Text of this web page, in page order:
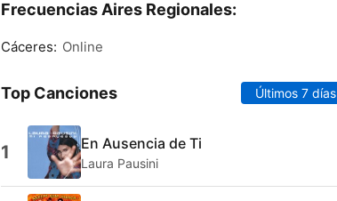
Frecuencias Aires Regionales:
Cáceres: Online
Top Canciones Últimos 7 días
1 En Ausencia de Ti
Laura Pausini